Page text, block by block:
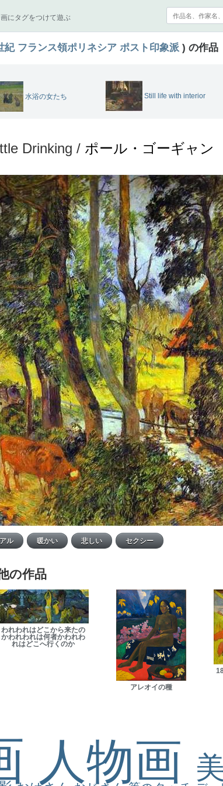
にタグをつけて遊ぶ
紀 フランス領ポリネシア ポスト印象派 ) の作品
水浴の女たち Still life with interior
Drinking / ポール・ゴーギャン
の作品
われわれはどこから来たの
かわれわれは何者かわれわ
れはどこへ行くのか
アレオイの種
人物画